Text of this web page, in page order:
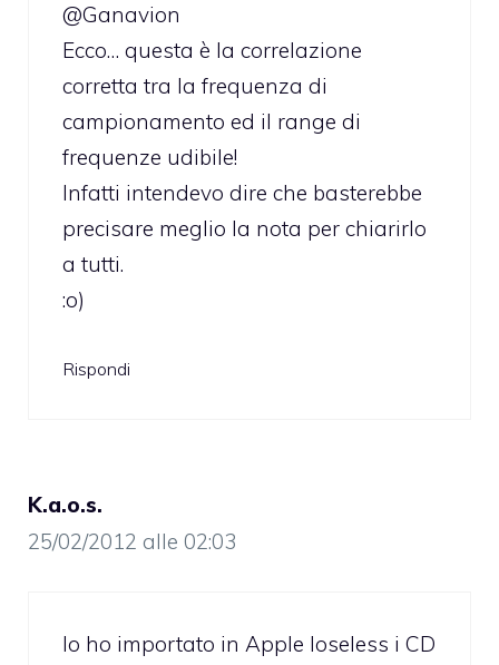
@Ganavion
Ecco… questa è la correlazione
corretta tra la frequenza di
campionamento ed il range di
frequenze udibile!
Infatti intendevo dire che basterebbe
precisare meglio la nota per chiarirlo
a tutti.
:o)
Rispondi
K.a.o.s.
25/02/2012 alle 02:03
Io ho importato in Apple loseless i CD